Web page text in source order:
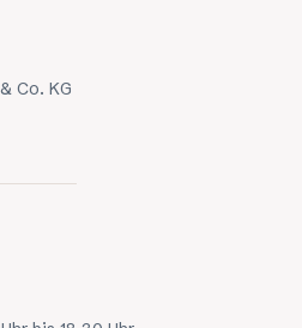
Co. KG